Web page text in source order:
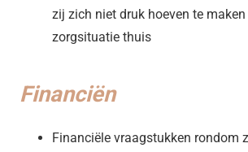
zij zich niet druk hoeven te maken
zorgsituatie thuis
Financiën
Financiële vraagstukken rondom